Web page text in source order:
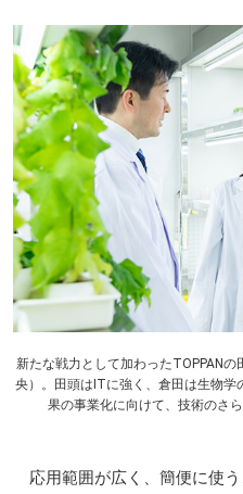
新たな戦力として加わったTOPPANの
央）。田頭はITに強く、倉田は生物
果の事業化に向けて、技術のさ
応用範囲が広く、簡便に使